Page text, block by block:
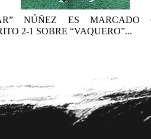
NÚÑEZ ES MARCADO
2-1 SOBRE “VAQUERO”...